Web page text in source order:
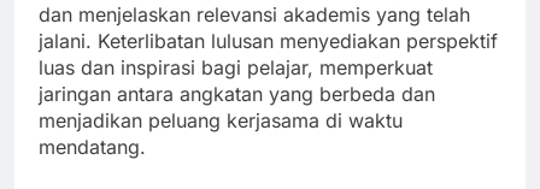
dan menjelaskan relevansi akademis yang telah
jalani. Keterlibatan lulusan menyediakan perspektif
luas dan inspirasi bagi pelajar, memperkuat
jaringan antara angkatan yang berbeda dan
menjadikan peluang kerjasama di waktu
mendatang.